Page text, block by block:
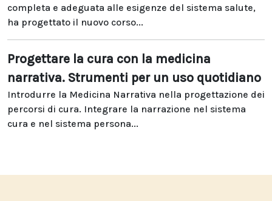
completa e adeguata alle esigenze del sistema salute,
ha progettato il nuovo corso...
Progettare la cura con la medicina
narrativa. Strumenti per un uso quotidiano
Introdurre la Medicina Narrativa nella progettazione dei
percorsi di cura. Integrare la narrazione nel sistema
cura e nel sistema persona...